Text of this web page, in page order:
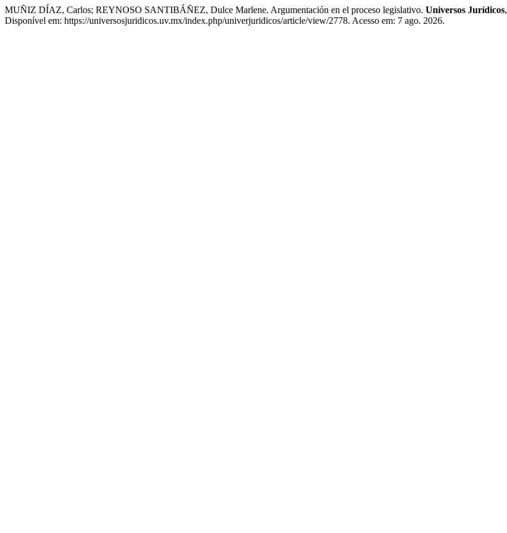
MUÑIZ DÍAZ, Carlos; REYNOSO SANTIBÁÑEZ, Dulce Marlene. Argumentación en el proceso legislativo. Universos Jurídicos,
Disponível em: https://universosjuridicos.uv.mx/index.php/univerjuridicos/article/view/2778. Acesso em: 7 ago. 2026.